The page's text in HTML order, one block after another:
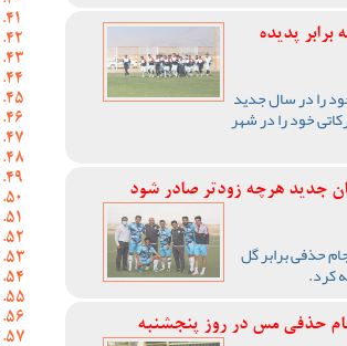
پدیده
را در سال جدید
خود را در شهر
جدید هرچه زودتر صادر شود
حذفی برابر گل
کرد.
حذفی مس در روز پنجشنبه